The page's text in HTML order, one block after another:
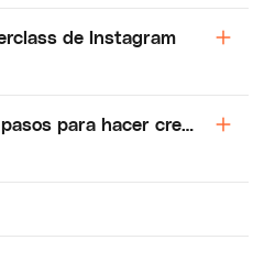
de Instagram
para hacer crecer tu